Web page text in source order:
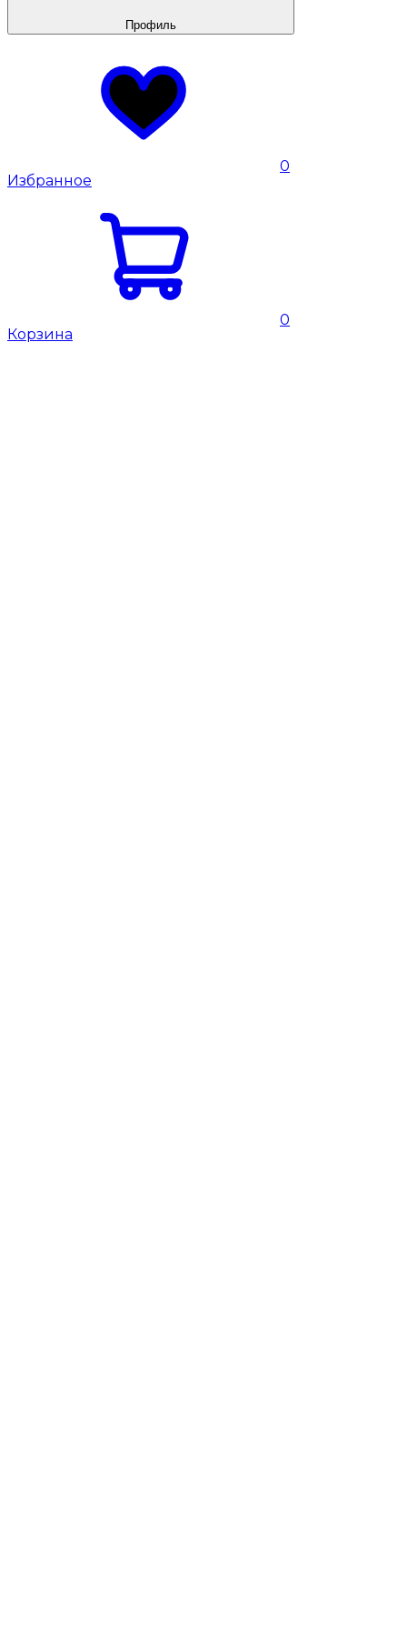
Профиль
0
Избранное
0
Корзина